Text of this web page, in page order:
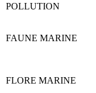
POLLUTION
FAUNE MARINE
FLORE MARINE